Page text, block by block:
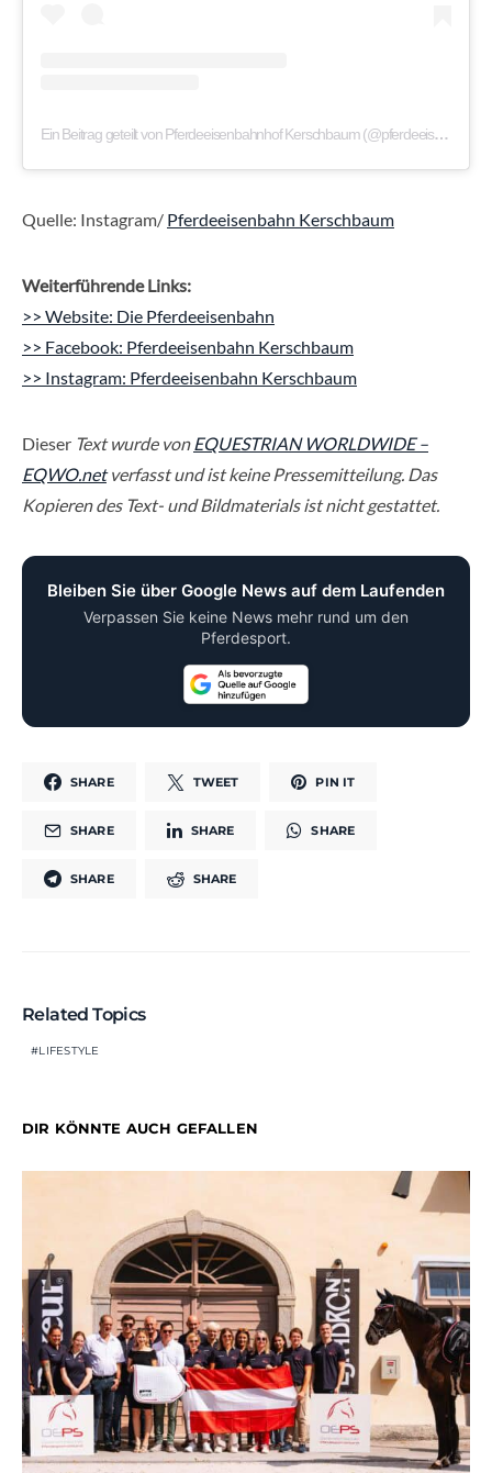
Ein Beitrag geteilt von Pferdeeisenbahnhof Kerschbaum (@pferdeeisenbahnhof)
Quelle: Instagram/ Pferdeeisenbahn Kerschbaum
Weiterführende Links:
>> Website: Die Pferdeeisenbahn
>> Facebook: Pferdeeisenbahn Kerschbaum
>> Instagram: Pferdeeisenbahn Kerschbaum
Dieser Text wurde vonEQUESTRIAN WORLDWIDE –
EQWO.netverfasst und ist keine Pressemitteilung. Das
Kopieren des Text- und Bildmaterials ist nicht gestattet.
Bleiben Sie über Google News auf dem Laufenden
Verpassen Sie keine News mehr rund um den
Pferdesport.
SHARE TWEET PIN IT
SHARE SHARE SHARE
SHARE SHARE
Related Topics
LIFESTYLE
DIR KÖNNTE AUCH GEFALLEN